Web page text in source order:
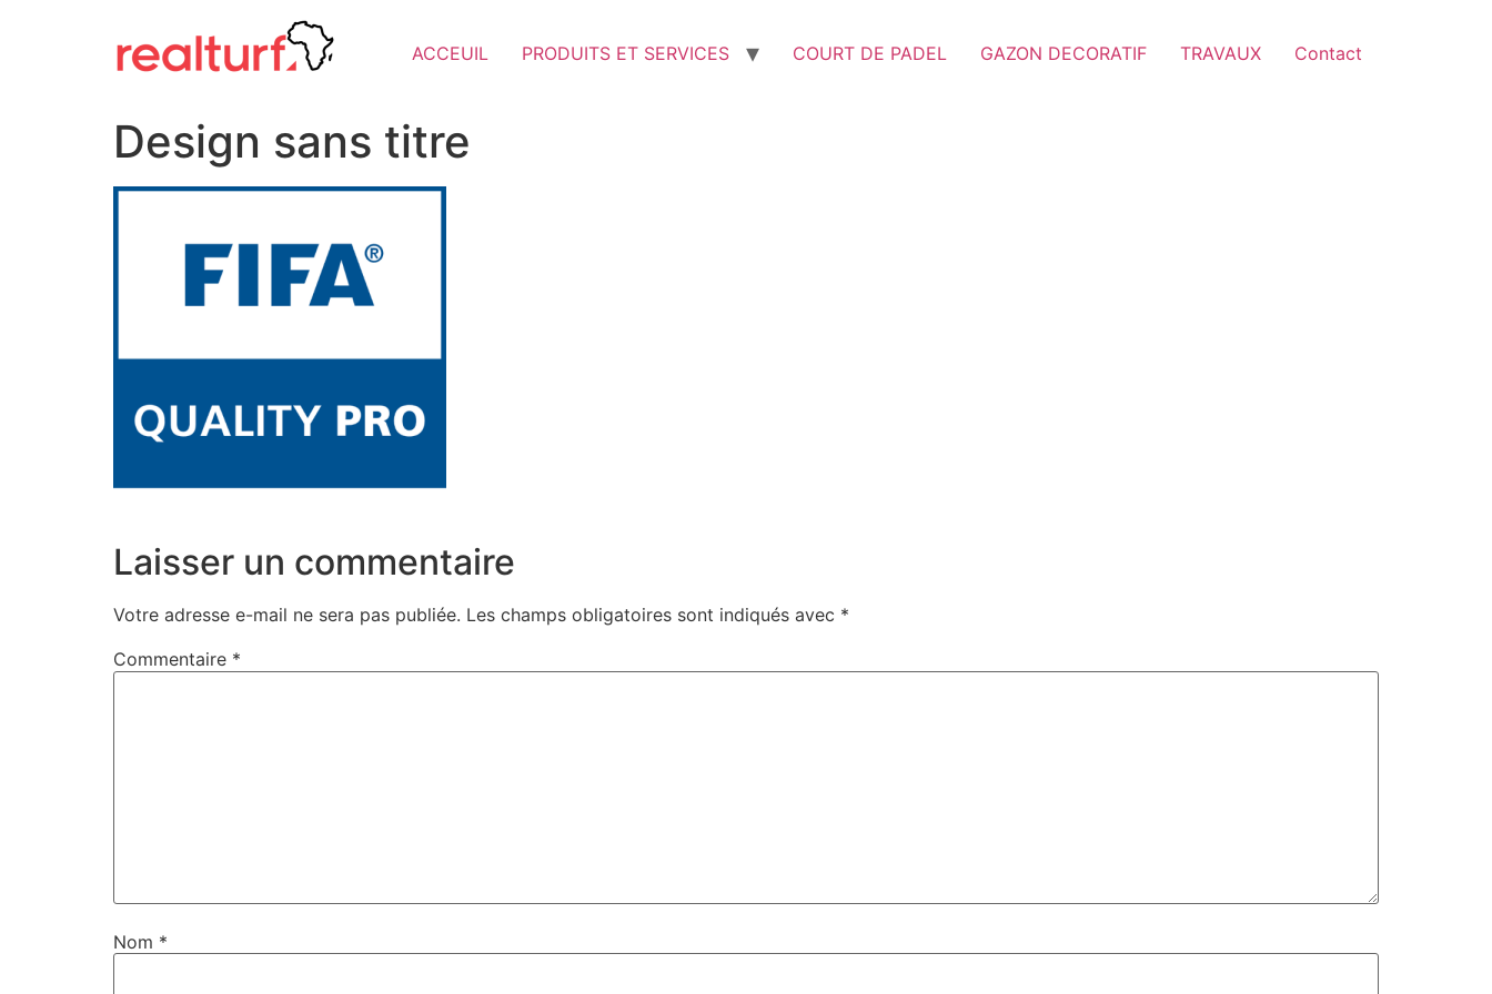
ACCEUIL PRODUITS ET SERVICES COURT DE PADEL GAZON DECORATIF TRAVAUX Contact
Design sans titre
Laisser un commentaire
Votre adresse e-mail ne sera pas publiée. Les champs obligatoires sont indiqués avec *
Commentaire *
Nom *